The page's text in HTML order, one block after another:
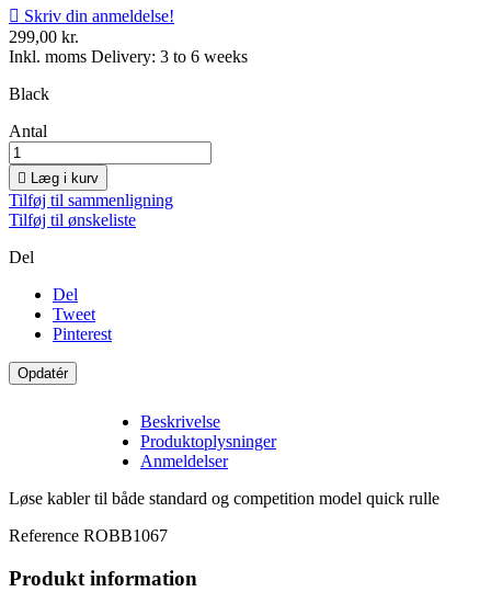
 Skriv din anmeldelse!
299,00 kr.
Inkl. moms Delivery: 3 to 6 weeks
Black
Antal
 Læg i kurv
Tilføj til sammenligning
Tilføj til ønskeliste
Del
Del
Tweet
Pinterest
Beskrivelse
Produktoplysninger
Anmeldelser
Løse kabler til både standard og competition model quick rulle
Reference ROBB1067
Produkt information